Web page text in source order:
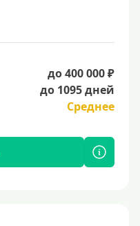
до 400 000 ₽
до 1095 дней
Среднее